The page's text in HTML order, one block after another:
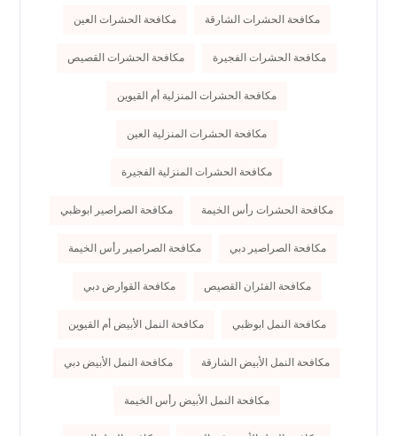
مكافحة الحشرات الشارقة مكافحة الحشرات العين
مكافحة الحشرات الفجيرة مكافحة الحشرات القصيص
مكافحة الحشرات المنزلية أم القيوين
مكافحة الحشرات المنزلية العين
مكافحة الحشرات المنزلية الفجيرة
مكافحة الحشرات رأس الخيمة مكافحة الصراصير ابوظبي
مكافحة الصراصير دبي مكافحة الصراصير رأس الخيمة
مكافحة الفئران القصيص مكافحة القوارض دبي
مكافحة النمل ابوظبي مكافحة النمل الأبيض أم القيوين
مكافحة النمل الأبيض الشارقة مكافحة النمل الأبيض دبي
مكافحة النمل الأبيض رأس الخيمة